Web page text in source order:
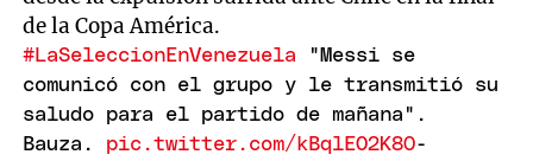
de la Copa América.
#LaSeleccionEnVenezuela "Messi se
comunicó con el grupo y le transmitió su
saludo para el partido de mañana".
Bauza. pic.twitter.com/kBqlEO2K80-